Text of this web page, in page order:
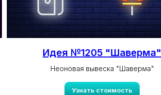
Идея №1205 "Шаверма"
Неоновая вывеска "Шаверма"
Узнать стоимость